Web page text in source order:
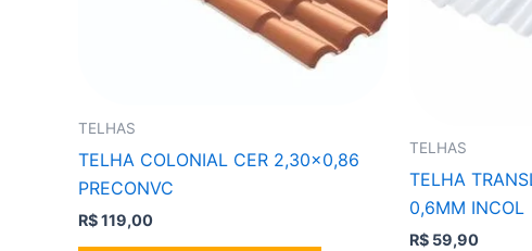
TELHAS
TELHA COLONIAL CER 2,30×0,86
PRECONVC
R$119,00
TELHAS
TELHA
0,6MM INCOL
R$ 59,90